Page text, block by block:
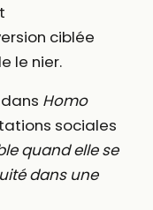
ciblée
le nier.
Homo
sociales
quand elle se
dans une